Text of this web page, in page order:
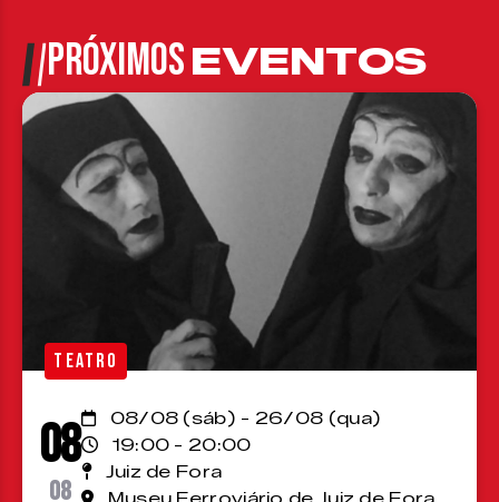
PRÓXIMOSEVENTOS
TEATRO
08
08
08/08 (sáb) - 26/08 (qua)
19:00 - 20:00
Juiz de Fora